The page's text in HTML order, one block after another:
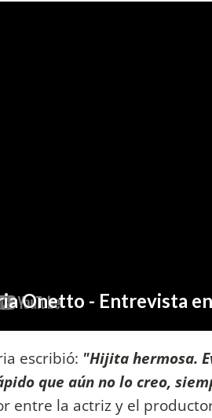
escribió: "Hijita hermosa.
que aún no lo creo,
entre la actriz y el